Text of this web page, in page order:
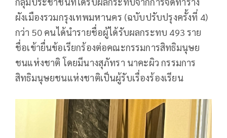
ผังเมืองรวมกรุงเทพมหานคร (ฉบับปรับปรุงครั้งที่ 4)
กว่า 50 คนได้นำรายชื่อผู้ได้รับผลกระทบ 493 ราย
ชื่อเข้ายื่นข้อเรียกร้องต่อคณะกรรมการสิทธิมนุษย
ชนแห่งชาติ โดยมีนางสุภัทรา นาคะผิว กรรมการ
สิทธิมนุษยชนแห่งชาติเป็นผู้รับเรื่องร้องเรียน